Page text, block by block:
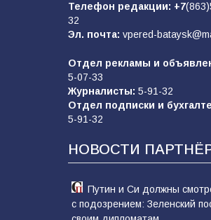
Телефон редакции: +7
32
Эл. почта: vpered-
Отдел рекламы и
5-07-33
Журналисты: 5-91-32
Отдел подписки и
5-91-32
НОВОСТИ
Путин и Си должны
с подозрением: Зеленский